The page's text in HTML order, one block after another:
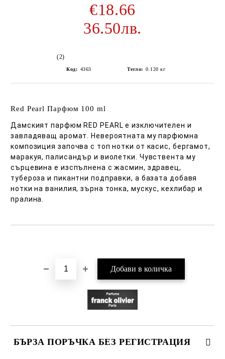
€18.66
36.50лв.
(2)
Код: 4363 Тегло: 0.120 кг
Red Pearl Парфюм 100 ml
Дамският парфюм RED PEARL е изключителен и
завладяващ аромат. Невероятната му парфюмна
композиция започва с топ нотки от касис, бергамот,
маракуя, палисандър и виолетки. Чувствента му
сърцевина е изспълнена с жасмин, здравец,
тубероза и пикантни подправки, а базата добавя
нотки на ванилия, зърна тонка, мускус, кехлибар и
пралина.
БЪРЗА ПОРЪЧКА БЕЗ РЕГИСТРАЦИЯ